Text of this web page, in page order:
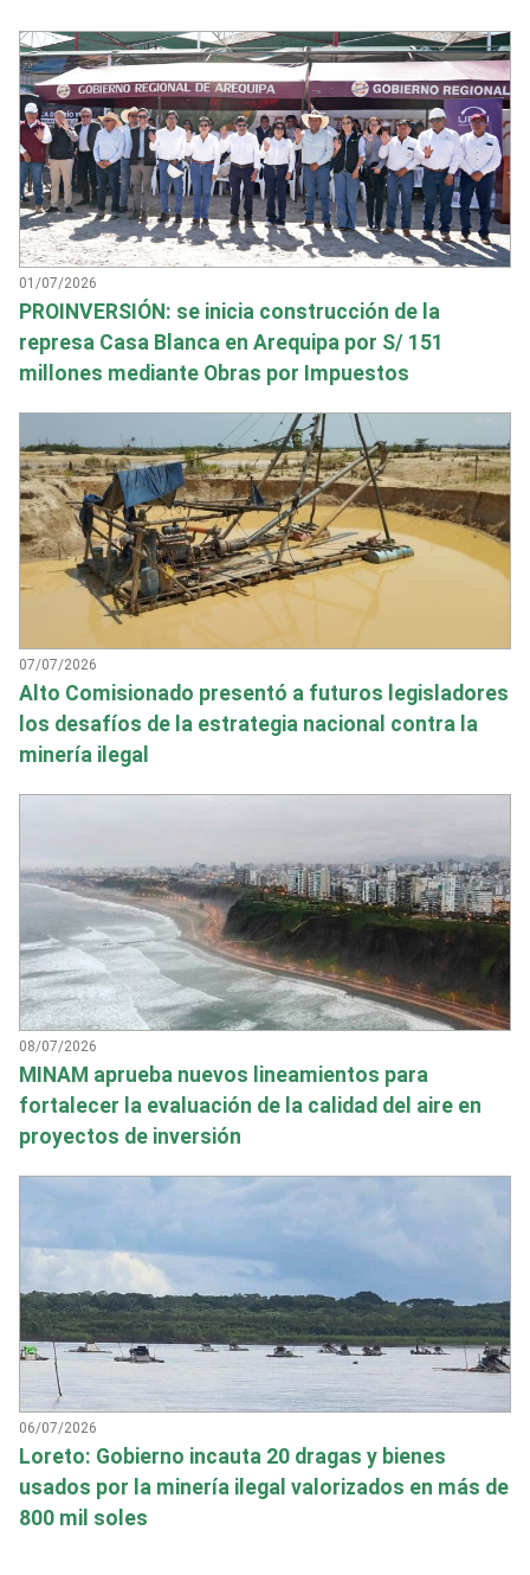
01/07/2026
PROINVERSIÓN: se inicia construcción de la
represa Casa Blanca en Arequipa por S/ 151
millones mediante Obras por Impuestos
07/07/2026
Alto Comisionado presentó a futuros legisladores
los desafíos de la estrategia nacional contra la
minería ilegal
08/07/2026
MINAM aprueba nuevos lineamientos para
fortalecer la evaluación de la calidad del aire en
proyectos de inversión
06/07/2026
Loreto: Gobierno incauta 20 dragas y bienes
usados por la minería ilegal valorizados en más de
800 mil soles